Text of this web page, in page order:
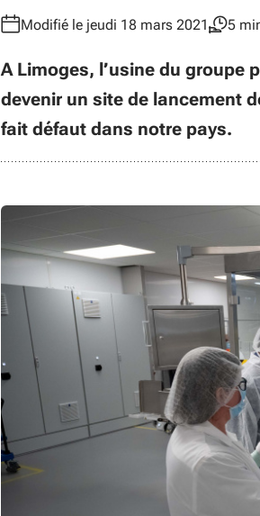
Modifié le jeudi 18 mars 2021 5
A Limoges, l’usine du groupe
devenir un site de lancement
fait défaut dans notre pays.